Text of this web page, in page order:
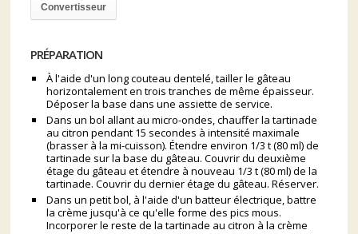
Convertisseur
PRÉPARATION
À l'aide d'un long couteau dentelé, tailler le gâteau
horizontalement en trois tranches de même épaisseur.
Déposer la base dans une assiette de service.
Dans un bol allant au micro-ondes, chauffer la tartinade
au citron pendant 15 secondes à intensité maximale
(brasser à la mi-cuisson). Étendre environ 1/3 t (80 ml) de
tartinade sur la base du gâteau. Couvrir du deuxième
étage du gâteau et étendre à nouveau 1/3 t (80 ml) de la
tartinade. Couvrir du dernier étage du gâteau. Réserver.
Dans un petit bol, à l'aide d'un batteur électrique, battre
la crème jusqu'à ce qu'elle forme des pics mous.
Incorporer le reste de la tartinade au citron à la crème